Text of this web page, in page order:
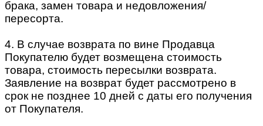
брака, замен товара и недовложения/
пересорта.
4. В случае возврата по вине Продавца
Покупателю будет возмещена стоимость
товара, стоимость пересылки возврата.
Заявление на возврат будет рассмотрено в
срок не позднее 10 дней с даты его получения
от Покупателя.